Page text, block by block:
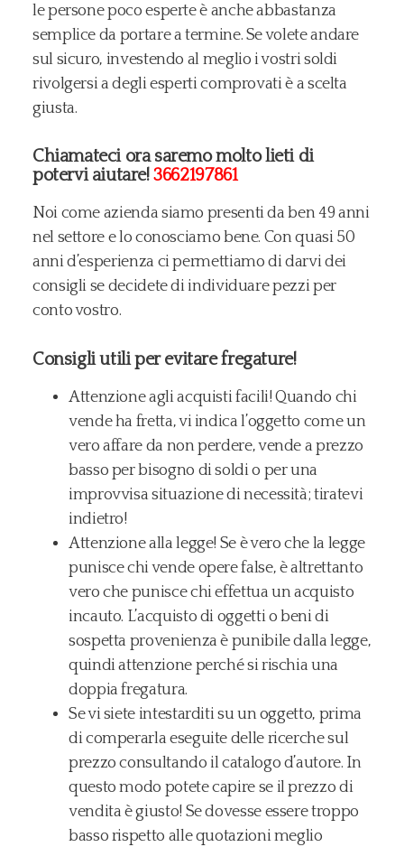
le persone poco esperte è anche abbastanza
semplice da portare a termine. Se volete andare
sul sicuro, investendo al meglio i vostri soldi
rivolgersi a degli esperti comprovati è a scelta
giusta.
Chiamateci ora saremo molto lieti di
potervi aiutare!3662197861
Noi come azienda siamo presenti da ben 49 anni
nel settore e lo conosciamo bene. Con quasi 50
anni d’esperienza ci permettiamo di darvi dei
consigli se decidete di individuare pezzi per
conto vostro.
Consigli utili per evitare fregature!
​Attenzione agli acquisti facili! Quando chi
vende ha fretta, vi indica l’oggetto come un
vero affare da non perdere, vende a prezzo
basso per bisogno di soldi o per una
improvvisa situazione di necessità; tiratevi
indietro!
Attenzione alla legge! Se è vero che la legge
punisce chi vende opere false, è altrettanto
vero che punisce chi effettua un acquisto
incauto. L’acquisto di oggetti o beni di
sospetta provenienza è punibile dalla legge,
quindi attenzione perché si rischia una
doppia fregatura.
Se vi siete intestarditi su un oggetto, prima
di comperarla eseguite delle ricerche sul
prezzo consultando il catalogo d’autore. In
questo modo potete capire se il prezzo di
vendita è giusto! Se dovesse essere troppo
basso rispetto alle quotazioni meglio